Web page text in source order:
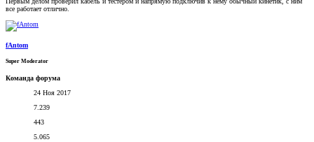
все работает отлично.
fAntom
Super Moderator
Команда форума
24 Ноя 2017
7.239
443
5.065